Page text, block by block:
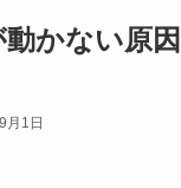
動かない原
月1日